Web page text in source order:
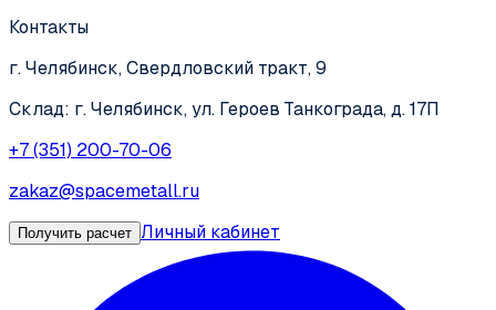
Контакты
г. Челябинск, Свердловский тракт, 9
Склад: г. Челябинск, ул. Героев Танкограда, д. 17П
+7 (351) 200-70-06
zakaz@spacemetall.ru
Получить расчет Личный кабинет